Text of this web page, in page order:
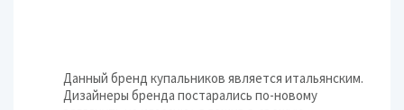
Данный бренд купальников является итальянским.
Дизайнеры бренда постарались по-новому